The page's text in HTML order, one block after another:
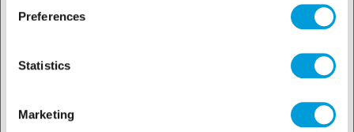
Preferences
Statistics
Marketing
для 3 средне- и низкотемпературных